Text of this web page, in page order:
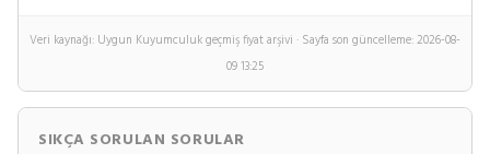
Veri kaynağı: Uygun Kuyumculuk geçmiş fiyat arşivi · Sayfa son güncelleme: 2026-08-
09 13:25
SIKÇA SORULAN SORULAR